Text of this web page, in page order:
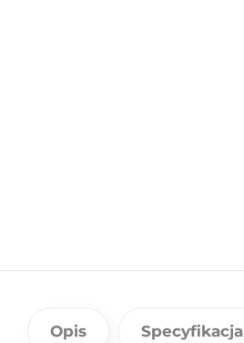
Opis Specyfikacja